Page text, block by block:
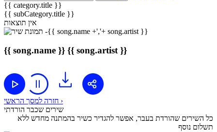
{{ category.title }}
{{ subCategory.title }}
אין תוצאות
{{ song.name }} {{ song.artist }}
חזרה למסך הראשי ›
שירים שכבר הורדתי
כל השירים שהורדת בעבר, אפשר להגדיר כשיר בהמתנה מחדש ללא
תשלום נוסף